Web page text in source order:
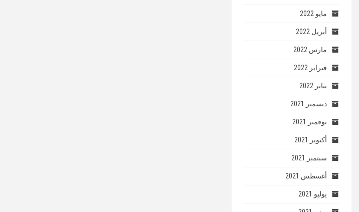
مايو 2022
أبريل 2022
مارس 2022
فبراير 2022
يناير 2022
ديسمبر 2021
نوفمبر 2021
أكتوبر 2021
سبتمبر 2021
أغسطس 2021
يوليو 2021